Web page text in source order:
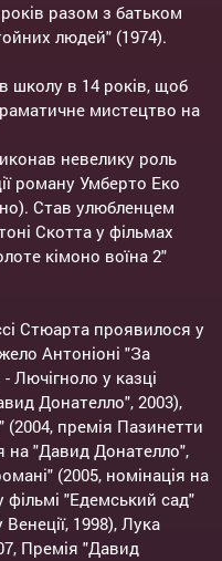
разом з батьком
людей" (1974).
школу в 14 років, щоб
мистецтво на
невелику роль
роману Умберто Еко
Став улюбленцем
Скотта у фільмах
кімоно воїна 2"
Стюарта проявилося у
Антоніоні "За
Лючігноло у казці
Донателло", 2003),
(2004, премія Пазинетти
на "Давид Донателло",
(2005, номінація на
фільмі "Едемський сад"
1998), Лука
Премія "Давид